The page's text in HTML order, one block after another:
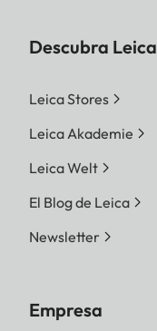
Descubra Leica
Leica Stores
Leica Akademie
Leica Welt
El Blog de Leica
Newsletter
Empresa